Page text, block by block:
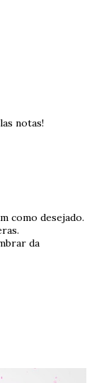
notas!
como desejado.
da